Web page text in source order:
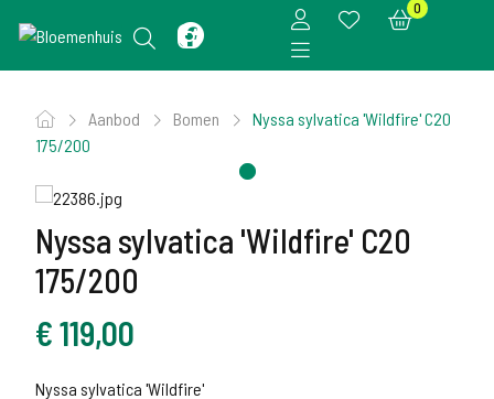
0
Aanbod Bomen
Nyssa sylvatica 'Wildfire' C20
175/200
Nyssa sylvatica 'Wildfire' C20
175/200
€119,00
Nyssa sylvatica 'Wildfire'